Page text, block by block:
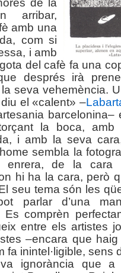
de la
arribar,
amb una
com si
i amb
del cafè fa una
després irà
seva vehemència.
el «calent» –
la boca,
i amb la seva
sembla la
enrera, de la cara
hi ha la cara, però
seu tema són les
parlar d’una
Es comprèn
entre els artistes
–encara que
fa inintel·ligible, sens
ignorància que